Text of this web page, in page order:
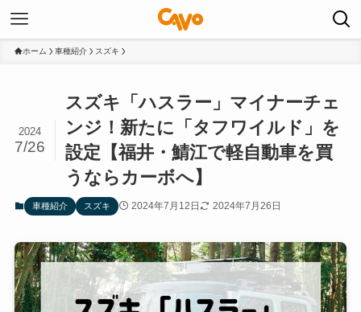
ホーム 車種紹介 スズキ
スズキ「ハスラー」マイナーチェ
ンジ！新たに「タフワイルド」を
設定【福井・鯖江で軽自動車を買
うならカーボへ】
2024
7/26
車種紹介 スズキ 2024年7月12日 2024年7月26日